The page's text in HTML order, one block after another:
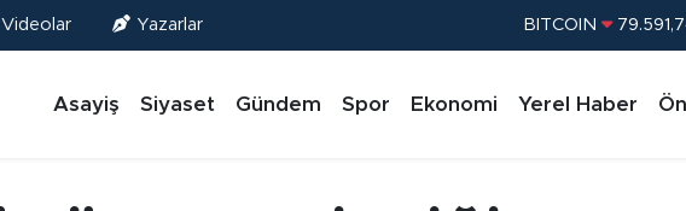
Videolar Yazarlar DOLAR
STERLİN
Asayiş Siyaset Gündem Spor Ekonomi Yerel Haber